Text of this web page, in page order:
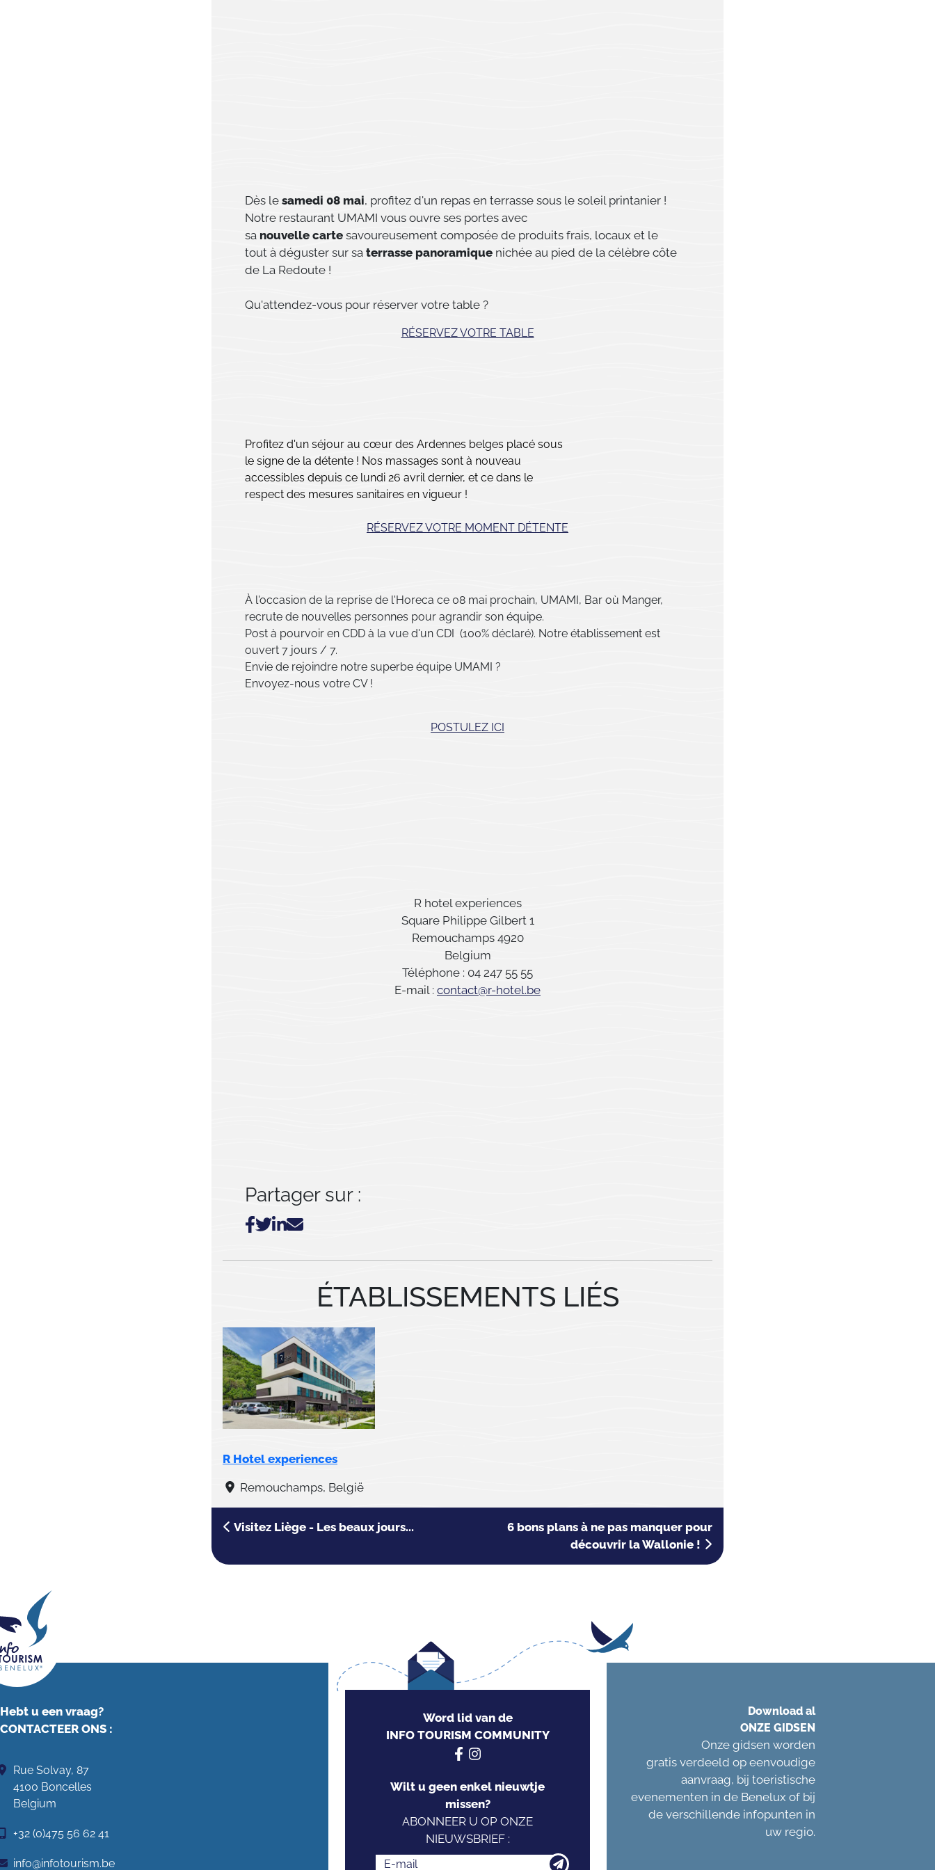
Dès le samedi 08 mai, profitez d'un repas en terrasse sous le soleil printanier !
Notre restaurant UMAMI vous ouvre ses portes avec
sa nouvelle carte savoureusement composée de produits frais, locaux et le
tout à déguster sur sa terrasse panoramique nichée au pied de la célèbre côte
de La Redoute !
Qu'attendez-vous pour réserver votre table ?
RÉSERVEZ VOTRE TABLE
Profitez d'un séjour au cœur des Ardennes belges placé sous
le signe de la détente ! Nos massages sont à nouveau
accessibles depuis ce lundi 26 avril dernier, et ce dans le
respect des mesures sanitaires en vigueur !
RÉSERVEZ VOTRE MOMENT DÉTENTE
À l'occasion de la reprise de l'Horeca ce 08 mai prochain, UMAMI, Bar où Manger,
recrute de nouvelles personnes pour agrandir son équipe.
Post à pourvoir en CDD à la vue d'un CDI (100% déclaré). Notre établissement est
ouvert 7 jours / 7.
Envie de rejoindre notre superbe équipe UMAMI ?
Envoyez-nous votre CV !
POSTULEZ ICI
R hotel experiences
Square Philippe Gilbert 1
Remouchamps 4920
Belgium
Téléphone : 04 247 55 55
E-mail : contact@r-hotel.be
Partager sur :
ÉTABLISSEMENTS LIÉS
R Hotel experiences
Remouchamps, België
Visitez Liège - Les beaux jours...
6 bons plans à ne pas manquer pour
découvrir la Wallonie !
Hebt u een vraag?
CONTACTEER ONS :
Rue Solvay, 87
4100 Boncelles
Belgium
+32 (0)475 56 62 41
info@infotourism.be
Word lid van de
INFO TOURISM COMMUNITY
Wilt u geen enkel nieuwtje
missen?
ABONNEER U OP ONZE
NIEUWSBRIEF :
Download al
ONZE GIDSEN
Onze gidsen worden
gratis verdeeld op eenvoudige
aanvraag, bij toeristische
evenementen in de Benelux of bij
de verschillende infopunten in
uw regio.